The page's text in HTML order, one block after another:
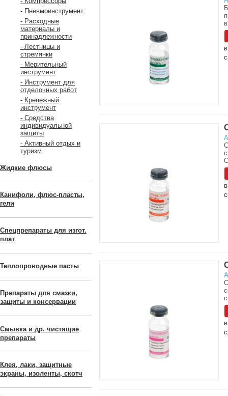
- Пневмоинструмент
- Расходные
материалы и
принадлежности
- Лестницы и
стремянки
- Мерительный
инструмент
- Инструмент для
отделочных работ
- Крепежный
инструмент
- Средства
индивидуальной
защиты
- Активный отдых и
туризм
Жидкие флюсы
Канифоли, флюс-пласты,
гели
Спецпрепараты для изгот.
плат
Теплопроводные пасты
Препараты для смазки,
защиты и консервации
Смывка и др. чистящие
препараты
Клея, лаки, защитные
экраны, изоленты, скотч